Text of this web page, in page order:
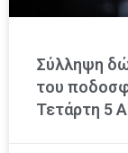
Σύλληψη
του
Τετάρτη 5